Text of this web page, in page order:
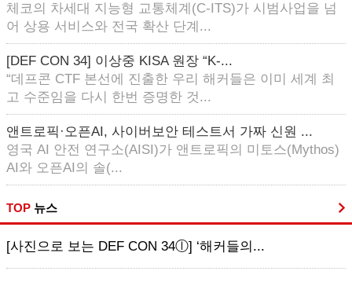
체코의 차세대 지능형 교통체계(C-ITS)가 시범사업을 넘
어 상용 서비스와 전국 확산 단계...
[DEF CON 34] 이상중 KISA 원장 “K-...
“데프콘 CTF 본선에 진출한 우리 해커들은 이미 세계 최
고 수준임을 다시 한번 증명한 것...
앤트로픽·오픈AI, 사이버보안 테스트서 가짜 신원 ...
영국 AI 안전 연구소(AISI)가 앤트로픽의 미토스(Mythos)
AI와 오픈AI의 솔(...
TOP 뉴스
[사진으로 보는 DEF CON 34ⓛ] ‘해커들의...